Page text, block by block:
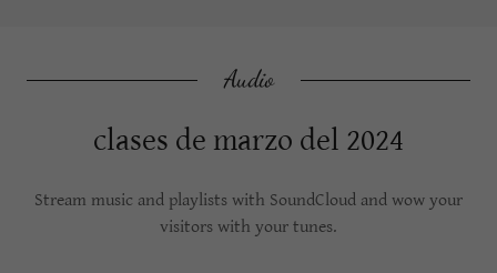
Audio
clases de marzo del 2024
Stream music and playlists with SoundCloud and wow your
visitors with your tunes.